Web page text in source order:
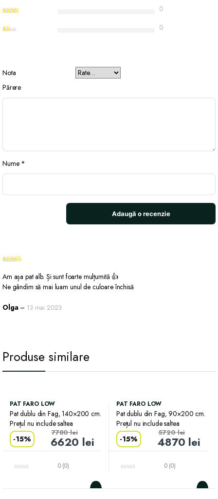
0
0
Nota
Părere
Nume *
din 5
Am așa pat alb. Și sunt foarte mulțumită 👍
Ne gândim să mai luam unul de culoare închisă
Olga– 13 mai 2023
Produse similare
PAT FARO LOW
Pat dublu din Fag, 140×200 cm.
Prețul nu include saltea
-15% 6620 lei
7780lei
0 (0)
PAT FARO LOW
Pat dublu din Fag, 90×200 cm.
Prețul nu include saltea
-15% 4870 lei
5720lei
0 (0)